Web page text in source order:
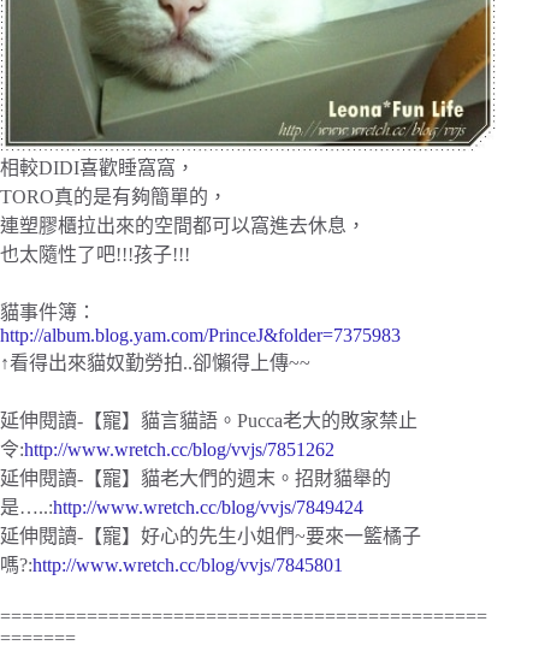
相較DIDI喜歡睡窩窩，
TORO真的是有夠簡單的，
連塑膠櫃拉出來的空間都可以窩進去休息，
也太隨性了吧!!!孩子!!!
貓事件簿：
http://album.blog.yam.com/PrinceJ&folder=7375983
↑看得出來貓奴勤勞拍..卻懶得上傳~~
延伸閱讀-【寵】貓言貓語。Pucca老大的敗家禁止
令:http://www.wretch.cc/blog/vvjs/7851262
延伸閱讀-【寵】貓老大們的週末。招財貓舉的
是…..:http://www.wretch.cc/blog/vvjs/7849424
延伸閱讀-【寵】好心的先生小姐們~要來一籃橘子
嗎?:http://www.wretch.cc/blog/vvjs/7845801
=============================================
=======